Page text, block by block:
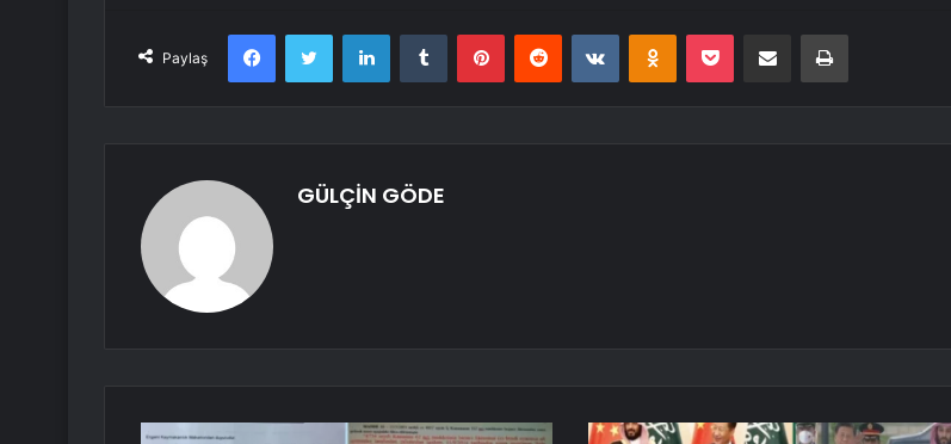
Paylaş
FacebookTwitter LinkedInTumblr PinterestReddit VKontakteOdnoklassniki
Pocket E-Posta ile paylaş Yazdır
GÜLÇİN GÖDE